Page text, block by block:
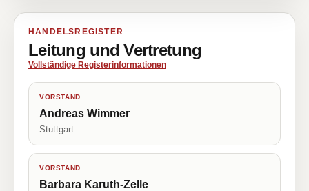
HANDELSREGISTER
Leitung und Vertretung
Vollständige Registerinformationen
VORSTAND
Andreas Wimmer
Stuttgart
VORSTAND
Barbara Karuth-Zelle